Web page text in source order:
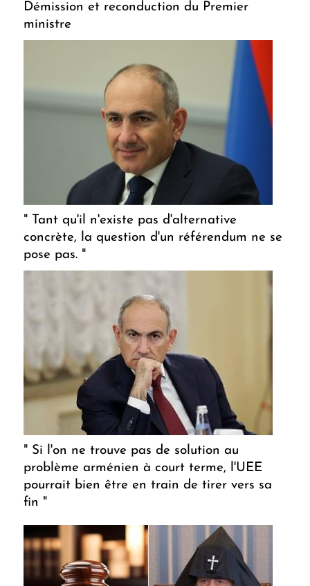
Démission et reconduction du Premier
ministre
" Tant qu'il n'existe pas d'alternative
concrète, la question d'un référendum ne se
pose pas. "
" Si l'on ne trouve pas de solution au
problème arménien à court terme, l'UEE
pourrait bien être en train de tirer vers sa
fin "